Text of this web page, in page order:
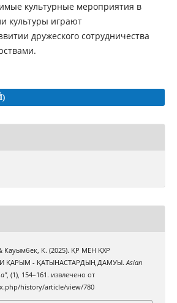
культурные мероприятия в
культуры играют
дружеского сотрудничества
Кауымбек, К. (2025). ҚР МЕН ҚХР
ҚАРЫМ - ҚАТЫНАСТАРДЫҢ ДАМУЫ.Asian
, (1), 154–161. извлечено от
history/article/view/780